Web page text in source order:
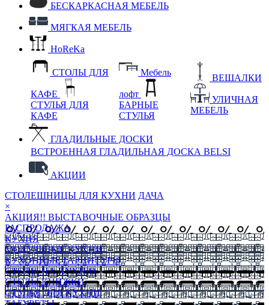
БЕСКАРКАСНАЯ МЕБЕЛЬ
МЯГКАЯ МЕБЕЛЬ
HoReKa
СТОЛЫ ДЛЯ
КАФЕ
СТУЛЬЯ ДЛЯ
КАФЕ
Мебель
лофт
БАРНЫЕ
СТУЛЬЯ
ВЕШАЛКИ
УЛИЧНАЯ
МЕБЕЛЬ
ГЛАДИЛЬНЫЕ ДОСКИ
ВСТРОЕННАЯ ГЛАДИЛЬНАЯ ДОСКА BELSI
АКЦИИ
СТОЛЕШНИЦЫ ДЛЯ КУХНИ ДАЧА
×
АКЦИЯ!! ВЫСТАВОЧНЫЕ ОБРАЗЦЫ
РАСПРОДАЖА
КУХНЯ
МОДУЛЬНЫЕ КУХНИ
КУХОННЫЕ ГАРНИТУРЫ
СТОЛЫ НА КУХНЮ
СТОЛЫ КНИЖКИ
СТУЛЬЯ ДЛЯ КУХНИ